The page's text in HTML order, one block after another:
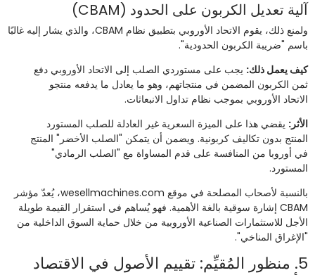
آلية تعديل الكربون على الحدود (CBAM)
ولمنع ذلك، يقوم الاتحاد الأوروبي بتطبيق نظام CBAM، والذي يشار إليه غالبًا
باسم "ضريبة الكربون الحدودية".
كيف يعمل ذلك: يجب على مستوردي الصلب إلى الاتحاد الأوروبي دفع
ثمن الكربون المضمن في منتجاتهم، وهو ما يعادل ما يدفعه منتجو
الاتحاد الأوروبي بموجب نظام تداول الانبعاثات.
الأثر: يقضي هذا على الميزة السعرية غير العادلة للصلب المستورد
المنتج بدون تكاليف كربونية. ويضمن أن يتمكن "الصلب الأخضر" المنتج
في أوروبا من المنافسة على قدم المساواة مع "الصلب الرمادي"
المستورد.
بالنسبة لأصحاب المصلحة في موقع wesellmachines.com، يُعدّ مؤشر
CBAM إشارة سوقية بالغة الأهمية. فهو يُساهم في استقرار القيمة طويلة
الأجل للاستثمارات الصناعية الأوروبية من خلال حماية السوق الداخلية من
"الإغراق المناخي".
5. منظور المُقيِّم: تقييم الأصول في الاقتصاد